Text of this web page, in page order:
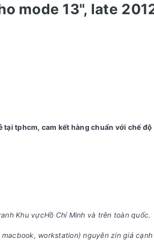
mode 13", late
tại tphcm, cam kết hàng chuẩn với chế độ
Khu vựcHồ Chí Minh và trên toàn quốc.
workstation) nguyên zin giá cạnh